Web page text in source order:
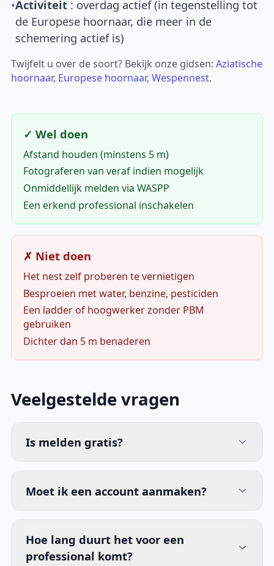
•Activiteit : overdag actief (in tegenstelling tot
de Europese hoornaar, die meer in de
schemering actief is)
Twijfelt u over de soort? Bekijk onze gidsen:Aziatische
hoornaar, Europese hoornaar,Wespennest.
✓ Wel doen
Afstand houden (minstens 5 m)
Fotograferen van veraf indien mogelijk
Onmiddellijk melden via WASPP
Een erkend professional inschakelen
✗ Niet doen
Het nest zelf proberen te vernietigen
Besproeien met water, benzine, pesticiden
Een ladder of hoogwerker zonder PBM
gebruiken
Dichter dan 5 m benaderen
Veelgestelde vragen
Is melden gratis?
Moet ik een account aanmaken?
Hoe lang duurt het voor een
professional komt?